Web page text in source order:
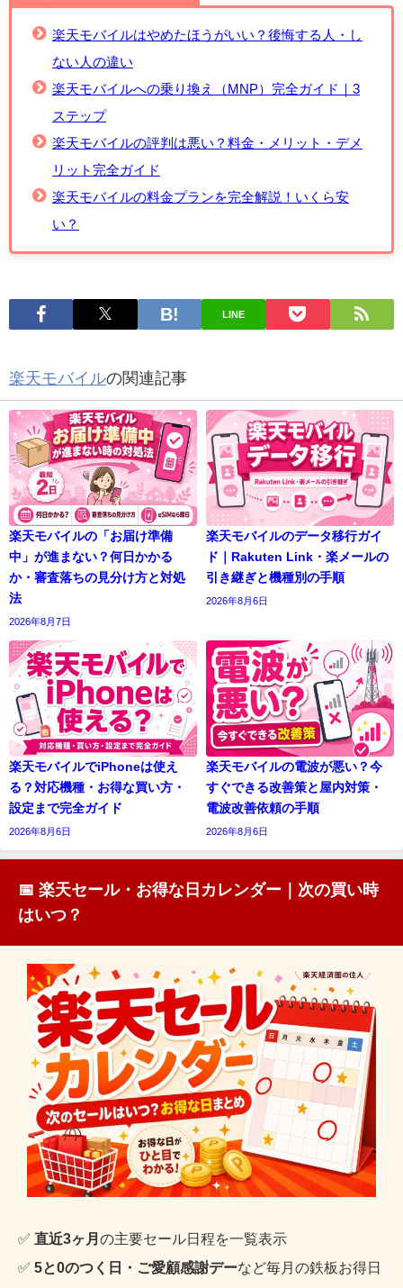
楽天モバイルはやめたほうがいい？後悔する人・し
ない人の違い
楽天モバイルへの乗り換え（MNP）完全ガイド｜3
ステップ
楽天モバイルの評判は悪い？料金・メリット・デメ
リット完全ガイド
楽天モバイルの料金プランを完全解説！いくら安
い？
LINE
楽天モバイルの関連記事
楽天モバイルの「お届け準備
中」が進まない？何日かかる
か・審査落ちの見分け方と対処
法
2026年8月7日
楽天モバイルのデータ移行ガイ
ド｜Rakuten Link・楽メールの
引き継ぎと機種別の手順
2026年8月6日
楽天モバイルでiPhoneは使え
る？対応機種・お得な買い方・
設定まで完全ガイド
2026年8月6日
楽天モバイルの電波が悪い？今
すぐできる改善策と屋内対策・
電波改善依頼の手順
2026年8月6日
📅 楽天セール・お得な日カレンダー｜次の買い時
はいつ？
✅ 直近3ヶ月 の主要セール日程を一覧表示
✅ 5と0のつく日・ご愛顧感謝デーなど毎月の鉄板お得日